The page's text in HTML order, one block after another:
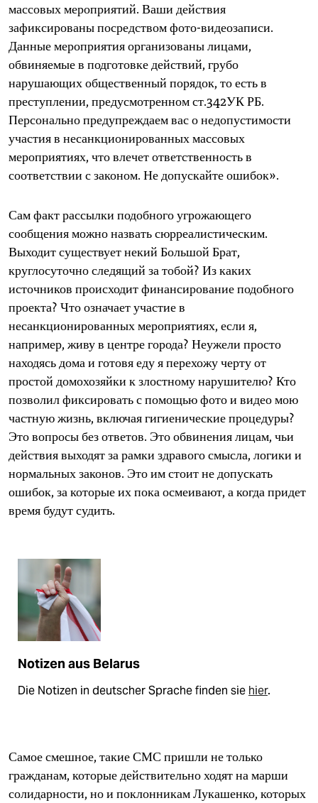
epaper login
массовых мероприятий. Ваши действия
зафиксированы посредством фото-видеозаписи.
Данные мероприятия организованы лицами,
обвиняемые в подготовке действий, грубо
нарушающих общественный порядок, то есть в
преступлении, предусмотренном ст.342УК РБ.
Персонально предупреждаем вас о недопустимости
участия в несанкционированных массовых
мероприятиях, что влечет ответственность в
соответствии с законом. Не допускайте ошибок».
Сам факт рассылки подобного угрожающего
сообщения можно назвать сюрреалистическим.
Выходит существует некий Большой Брат,
круглосуточно следящий за тобой? Из каких
источников происходит финансирование подобного
проекта? Что означает участие в
несанкционированных мероприятиях, если я,
например, живу в центре города? Неужели просто
находясь дома и готовя еду я перехожу черту от
простой домохозяйки к злостному нарушителю? Кто
позволил фиксировать с помощью фото и видео мою
частную жизнь, включая гигиенические процедуры?
Это вопросы без ответов. Это обвинения лицам, чьи
действия выходят за рамки здравого смысла, логики и
нормальных законов. Это им стоит не допускать
ошибок, за которые их пока осмеивают, а когда придет
время будут судить.
Notizen aus Belarus
Die Notizen in deutscher Sprache finden sie hier.
Самое смешное, такие СМС пришли не только
гражданам, которые действительно ходят на марши
солидарности, но и поклонникам Лукашенко, которых